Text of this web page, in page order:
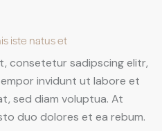
iste natus et
consetetur sadipscing elitr,
invidunt ut labore et
sed diam voluptua. At
duo dolores et ea rebum.